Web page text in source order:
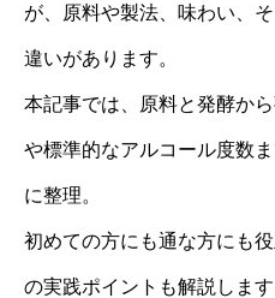
が、原料や製法、味わい、
違いがあります。
本記事では、原料と発酵か
や標準的なアルコール度数
に整理。
初めての方にも通な方にも
の実践ポイントも解説します